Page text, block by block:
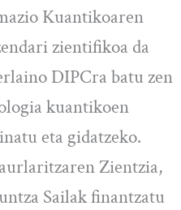
Kuantikoaren
zientifikoa da
DIPCra batu zen
kuantikoen
eta gidatzeko.
Zientzia,
Sailak finantzatu